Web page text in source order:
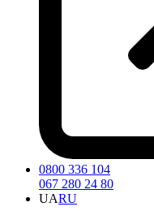
0800 336 104
067 280 24 80
UARU